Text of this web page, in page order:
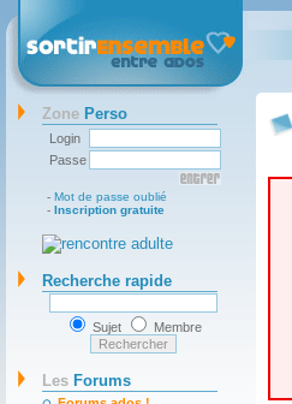
Zone Perso
Login
Passe
- Mot de passe oublié
- Inscription gratuite
Recherche rapide
Sujet Membre
Les Forums